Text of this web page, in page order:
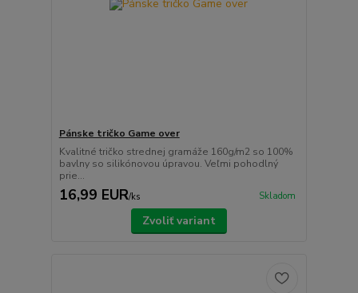
Pánske tričko Game over
Kvalitné tričko strednej gramáže 160g/m2 so 100%
bavlny so silikónovou úpravou. Veľmi pohodlný
prie...
16,99 EUR/ks Skladom
Zvoliť variant